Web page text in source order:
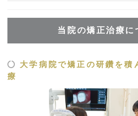
当院の矯正治療に
大学病院で矯正の研鑽を積
療